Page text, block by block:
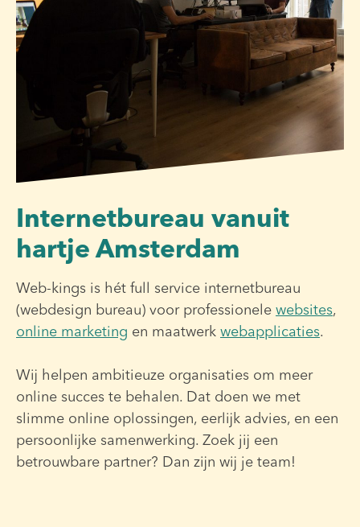
Internetbureau vanuit
hartje Amsterdam
Web-kings is hét full service internetbureau
(webdesign bureau) voor professionele websites,
online marketing en maatwerk webapplicaties.
Wij helpen ambitieuze organisaties om meer
online succes te behalen. Dat doen we met
slimme online oplossingen, eerlijk advies, en een
persoonlijke samenwerking. Zoek jij een
betrouwbare partner? Dan zijn wij je team!